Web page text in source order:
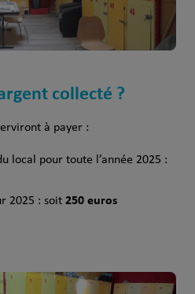
collecté ?
à payer :
local pour toute l’année 2025 :
2025 : soit 250 euros